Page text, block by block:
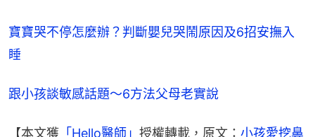
寶寶哭不停怎麼辦？判斷嬰兒哭鬧原因及6招安撫入
睡
跟小孩談敏感話題～6方法父母老實說
【本文獲 「Hello醫師」 授權轉載，原文： 小孩愛挖鼻